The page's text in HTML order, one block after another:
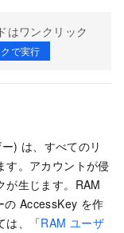
はワンクリック
で実行
) は、すべてのリ
す。アカウントが侵
が生じます。RAM
の AccessKey を作
は、「RAM ユーザ